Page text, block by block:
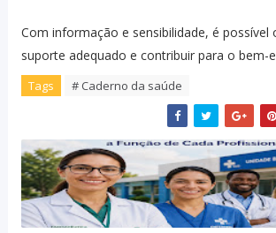
Com informação e sensibilidade, é possível
suporte adequado e contribuir para o bem-
Tags # Caderno da saúde